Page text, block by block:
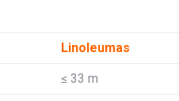
Linoleumas
≤ 33 m